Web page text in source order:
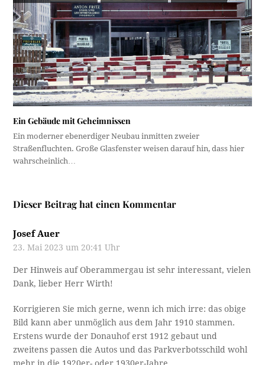
Ein Gebäude mit Geheimnissen
Ein moderner ebenerdiger Neubau inmitten zweier
Straßenfluchten. Große Glasfenster weisen darauf hin, dass hier
wahrscheinlich…
Dieser Beitrag hat einen Kommentar
Josef Auer
23. Mai 2023 um 20:41 Uhr
Der Hinweis auf Oberammergau ist sehr interessant, vielen
Dank, lieber Herr Wirth!
Korrigieren Sie mich gerne, wenn ich mich irre: das obige
Bild kann aber unmöglich aus dem Jahr 1910 stammen.
Erstens wurde der Donauhof erst 1912 gebaut und
zweitens passen die Autos und das Parkverbotsschild wohl